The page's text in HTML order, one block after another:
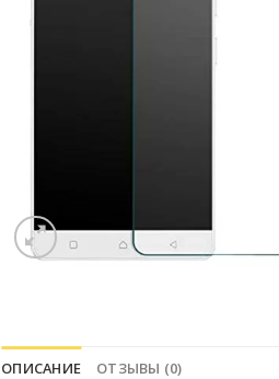
ОПИСАНИЕ ОТЗЫВЫ (0)